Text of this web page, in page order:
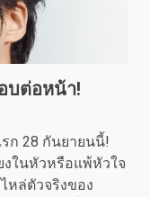
บต่อหน้า!
ก 28 กันยายนนี้!
ในหัวหรือแพ้หัวใจ
หล่ตัวจริงของ